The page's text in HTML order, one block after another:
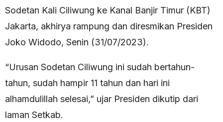
Sodetan Kali Ciliwung ke Kanal Banjir Timur (KBT)
Jakarta, akhirya rampung dan diresmikan Presiden
Joko Widodo, Senin (31/07/2023).
“Urusan Sodetan Ciliwung ini sudah bertahun-
tahun, sudah hampir 11 tahun dan hari ini
alhamdulillah selesai,” ujar Presiden dikutip dari
laman Setkab.